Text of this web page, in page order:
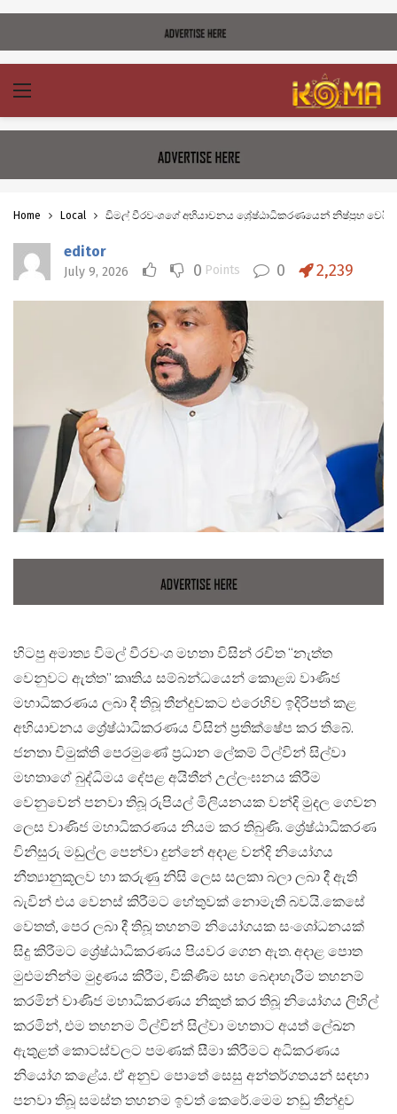
Home Local විමල් වීරවංශගේ අභියාචනය ශ්‍රේෂ්ඨාධිකරණයෙන් නිෂ්ප්‍රභ වෙයි
editor
July 9, 2026 0 Points 0 2,239
හිටපු අමාත්‍ය විමල් වීරවංශ මහතා විසින් රචිත “නැත්ත
වෙනුවට ඇත්ත” කෘතිය සම්බන්ධයෙන් කොළඹ වාණිජ
මහාධිකරණය ලබා දී තිබූ තීන්දුවකට එරෙහිව ඉදිරිපත් කළ
අභියාචනය ශ්‍රේෂ්ඨාධිකරණය විසින් ප්‍රතික්ෂේප කර තිබේ.
ජනතා විමුක්ති පෙරමුණේ ප්‍රධාන ලේකම් ටිල්වින් සිල්වා
මහතාගේ බුද්ධිමය දේපළ අයිතීන් උල්ලංඝනය කිරීම
වෙනුවෙන් පනවා තිබූ රුපියල් මිලියනයක වන්දි මුදල ගෙවන
ලෙස වාණිජ මහාධිකරණය නියම කර තිබුණි. ශ්‍රේෂ්ඨාධිකරණ
විනිසුරු මඩුල්ල පෙන්වා දුන්නේ අදාළ වන්දි නියෝගය
නීත්‍යානුකූලව හා කරුණු නිසි ලෙස සලකා බලා ලබා දී ඇති
බැවින් එය වෙනස් කිරීමට හේතුවක් නොමැති බවයි.​කෙසේ
වෙතත්, පෙර ලබා දී තිබූ තහනම් නියෝගයක සංශෝධනයක්
සිදු කිරීමට ශ්‍රේෂ්ඨාධිකරණය පියවර ගෙන ඇත. අදාළ පොත
මුළුමනින්ම මුද්‍රණය කිරීම, විකිණීම සහ බෙදාහැරීම තහනම්
කරමින් වාණිජ මහාධිකරණය නිකුත් කර තිබූ නියෝගය ලිහිල්
කරමින්, එම තහනම ටිල්වින් සිල්වා මහතාට අයත් ලේඛන
ඇතුළත් කොටස්වලට පමණක් සීමා කිරීමට අධිකරණය
නියෝග කළේය. ඒ අනුව පොතේ සෙසු අන්තර්ගතයන් සඳහා
පනවා තිබූ සමස්ත තහනම ඉවත් කෙරේ.​මෙම නඩු තීන්දුව